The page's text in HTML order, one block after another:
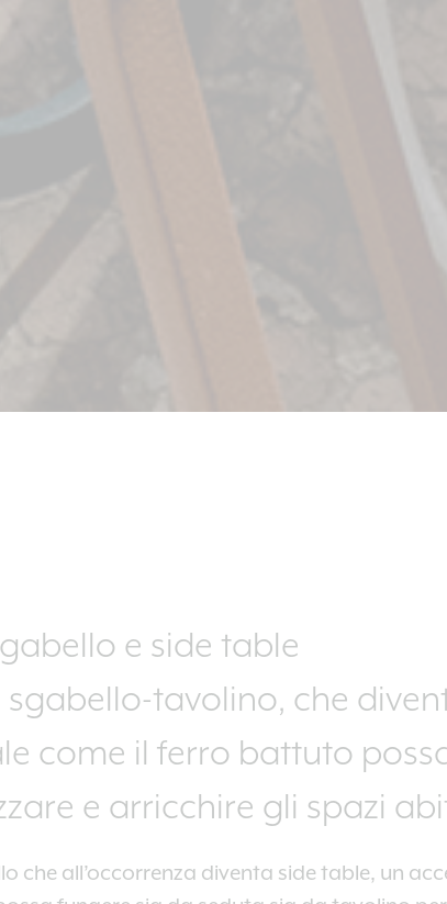
e side table
sgabello-tavolino, che
come il ferro battuto
e arricchire gli spazi
che all’occorrenza diventa side table, un